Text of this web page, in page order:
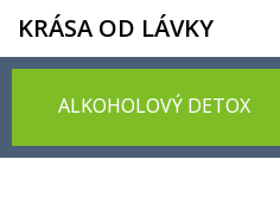
KRÁSA OD LÁVKY
ALKOHOLOVÝ DETOX